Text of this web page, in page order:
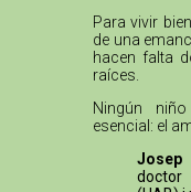
Para vivir
de una
hacen falta
raíces.
Ningún
esencial: el
doctor